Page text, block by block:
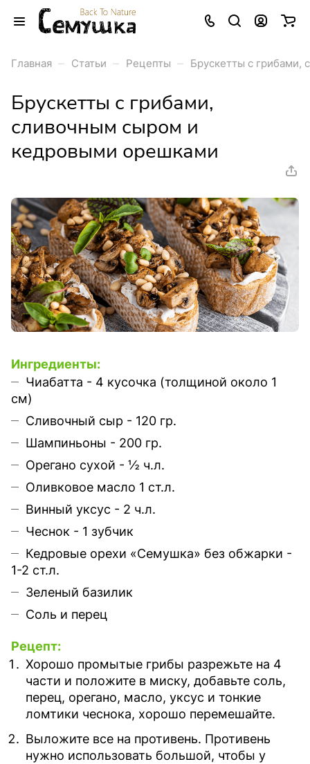
Главная – Статьи – Рецепты – Брускетты с
Брускетты с грибами,
сливочным сыром и
кедровыми орешками
Ингредиенты:
Чиабатта - 4 кусочка (толщиной около 1
см)
Сливочный сыр - 120 гр.⁣⁣
Шампиньоны - 200 гр.⁣⁣
Орегано сухой - ½ ч.л.⁣⁣
Оливковое масло 1 ст.л.⁣⁣
Винный уксус - 2 ч.л.⁣⁣
Чеснок - 1 зубчик⁣⁣
Кедровые орехи «Семушка» без обжарки -
1-2 ст.л.⁣⁣
Зеленый базилик⁣⁣
Соль и перец⁣⁣
Рецепт:
Хорошо промытые грибы разрежьте на 4
части и положите в миску, добавьте соль,
перец, орегано, масло, уксус и тонкие
ломтики чеснока, хорошо перемешайте.⁣⁣
Выложите все на противень. Противень
нужно использовать большой, чтобы у